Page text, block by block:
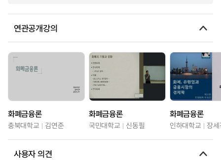
연관공개강의
화폐금융론
충북대학교 김연준
화폐금융론
국민대학교 신동필
화폐금융론
인하대학교 장
사용자 의견